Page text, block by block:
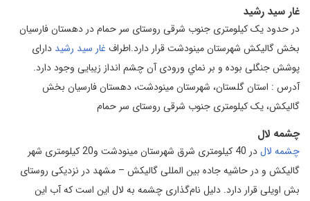
غار سيد رشيد
در حدود يک کيلومتری جنوب شرقی روستای سر حمام در دهستان فارسيان
بخش گاليکش شهرستان مينودشت قرار دارد.اطراف غار سيد رشيد دارای
پوشش جنگلی بوده و بر نماي ورودی آن چشم انداز زيبايی وجود دارد.
آدرس : استان گلستان، شهرستان مینودشت، دهستان فارسیان بخش
گالیکش، یک کیلومتری جنوب شرقی روستای سر حمام
چشمه لال
چشمه لال
در 40 کیلومتری شرق شهرستان مینودشت و20 کیلومتری شهر
گالیکش و در حاشیه جاده بین المللی گالیکش – مشهد در نزدیکی روستای
بش اویلی قرار دارد. دلیل نام‌گذاری چشمه به لال این است که آب این